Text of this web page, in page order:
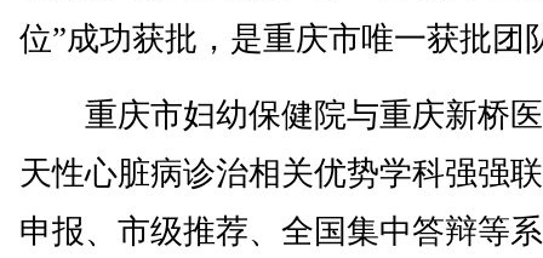
位”成功获批，是重庆市唯一获批团
重庆市妇幼保健院与重庆新桥医
天性心脏病诊治相关优势学科强强
申报、市级推荐、全国集中答辩等